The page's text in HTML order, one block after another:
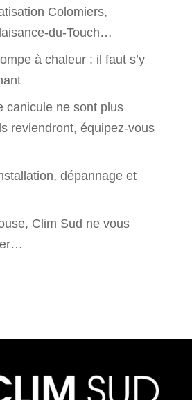
Colomiers,
du-Touch…
à chaleur : il faut s’y
canicule ne sont plus
reviendront, équipez-vous
dépannage et
Clim Sud ne vous